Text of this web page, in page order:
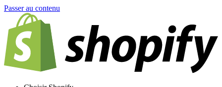
Passer au contenu